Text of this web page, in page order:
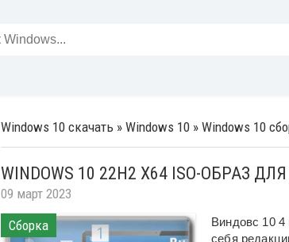
Windows 10 скачать » Windows 10 » Windows 10
WINDOWS 10 22H2 X64 ISO-ОБРАЗ
09 март 2023
Сборка
Виндовс 10 4
себя